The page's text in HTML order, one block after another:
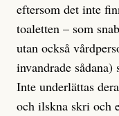
eftersom det inte
toaletten – som
utan också
invandrade
Inte underlättas
och ilskna skri och